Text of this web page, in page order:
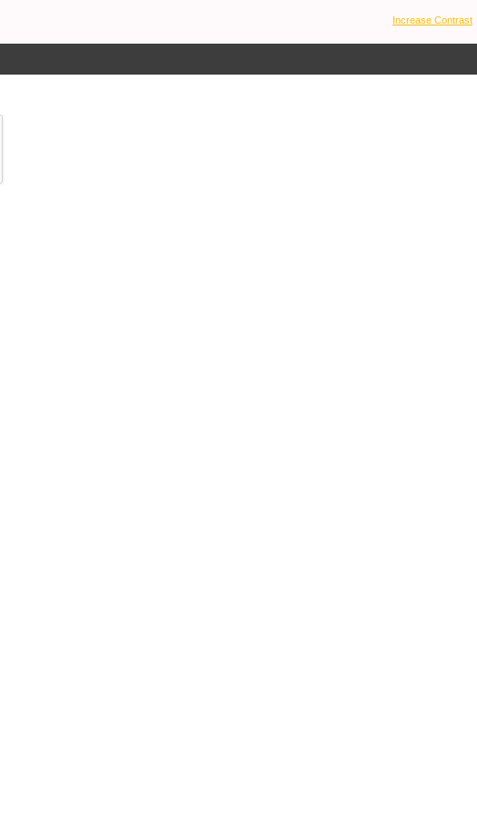
Increase Contrast